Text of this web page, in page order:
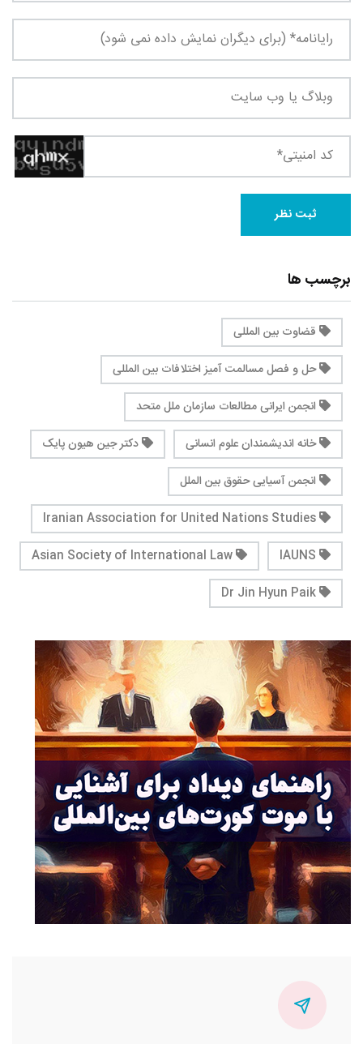
برچسب ها
قضاوت بین المللی
حل و فصل مسالمت آمیز اختلافات بین المللی
انجمن ایرانی مطالعات سازمان ملل متحد
خانه اندیشمندان علوم انسانی
دکتر جین هیون پایک
انجمن آسیایی حقوق بین الملل